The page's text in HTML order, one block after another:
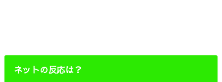
ネットの反応は？